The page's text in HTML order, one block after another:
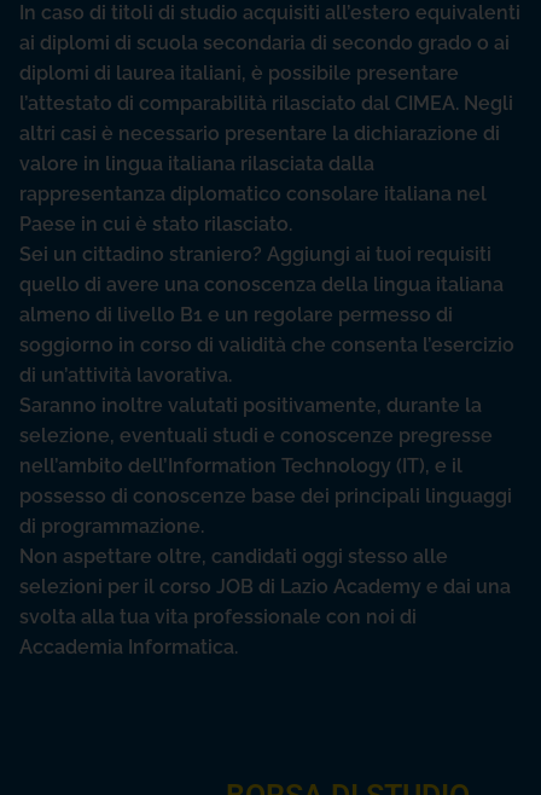
In caso di titoli di studio acquisiti all’estero equivalenti
ai diplomi di scuola secondaria di secondo grado o ai
diplomi di laurea italiani, è possibile presentare
l’attestato di comparabilità rilasciato dal CIMEA. Negli
altri casi è necessario presentare la dichiarazione di
valore in lingua italiana rilasciata dalla
rappresentanza diplomatico consolare italiana nel
Paese in cui è stato rilasciato.
Sei un cittadino straniero? Aggiungi ai tuoi requisiti
quello di avere una conoscenza della lingua italiana
almeno di livello B1 e un regolare permesso di
soggiorno in corso di validità che consenta l’esercizio
di un’attività lavorativa.
Saranno inoltre valutati positivamente, durante la
selezione, eventuali studi e conoscenze pregresse
nell’ambito dell’Information Technology (IT), e il
possesso di conoscenze base dei principali linguaggi
di programmazione.
Non aspettare oltre, candidati oggi stesso alle
selezioni per il corso JOB di Lazio Academy e dai una
svolta alla tua vita professionale con noi di
Accademia Informatica.